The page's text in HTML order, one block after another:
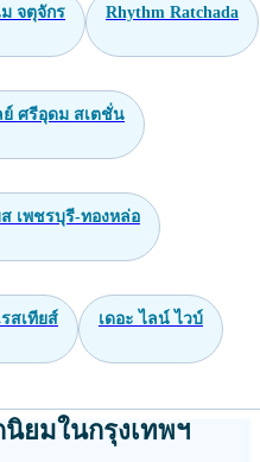
จตุจักร Rhythm Ratchada
ย์ ศรีอุดม สเตชั่น
ส เพชรบุรี-ทองหล่อ
สเทียส์ เดอะ ไลน์ ไวบ์
ยมในกรุงเทพฯ